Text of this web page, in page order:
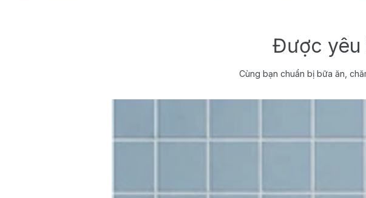
Được yêu
Cùng bạn chuẩn bị bữa ăn,